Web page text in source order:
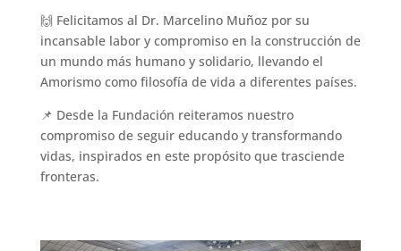
🙌 Felicitamos al Dr. Marcelino Muñoz por su
incansable labor y compromiso en la construcción de
un mundo más humano y solidario, llevando el
Amorismo como filosofía de vida a diferentes países.
📌 Desde la Fundación reiteramos nuestro
compromiso de seguir educando y transformando
vidas, inspirados en este propósito que trasciende
fronteras.